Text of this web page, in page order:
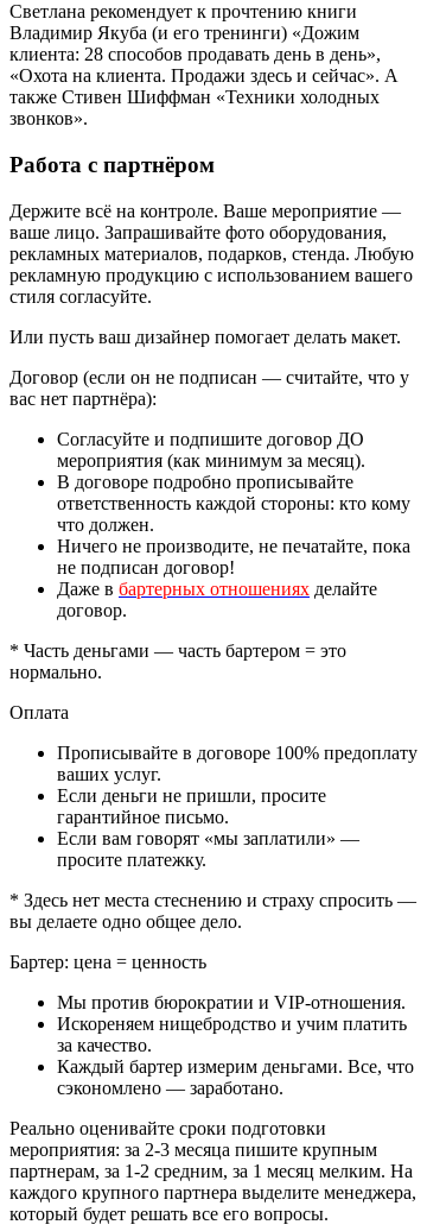
Светлана рекомендует к прочтению книги
Владимир Якуба (и его тренинги) «Дожим
клиента: 28 способов продавать день в день»,
«Охота на клиента. Продажи здесь и сейчас». А
также Стивен Шиффман «Техники холодных
звонков».
Работа с партнёром
Держите всё на контроле. Ваше мероприятие —
ваше лицо. Запрашивайте фото оборудования,
рекламных материалов, подарков, стенда. Любую
рекламную продукцию с использованием вашего
стиля согласуйте.
Или пусть ваш дизайнер помогает делать макет.
Договор (если он не подписан — считайте, что у
вас нет партнёра):
Согласуйте и подпишите договор ДО
мероприятия (как минимум за месяц).
В договоре подробно прописывайте
ответственность каждой стороны: кто кому
что должен.
Ничего не производите, не печатайте, пока
не подписан договор!
Даже в бартерных отношениях делайте
договор.
* Часть деньгами — часть бартером = это
нормально.
Оплата
Прописывайте в договоре 100% предоплату
ваших услуг.
Если деньги не пришли, просите
гарантийное письмо.
Если вам говорят «мы заплатили» —
просите платежку.
* Здесь нет места стеснению и страху спросить —
вы делаете одно общее дело.
Бартер: цена = ценность
Мы против бюрократии и VIP-отношения.
Искореняем нищебродство и учим платить
за качество.
Каждый бартер измерим деньгами. Все, что
сэкономлено — заработано.
Реально оценивайте сроки подготовки
мероприятия: за 2-3 месяца пишите крупным
партнерам, за 1-2 средним, за 1 месяц мелким. На
каждого крупного партнера выделите менеджера,
который будет решать все его вопросы.